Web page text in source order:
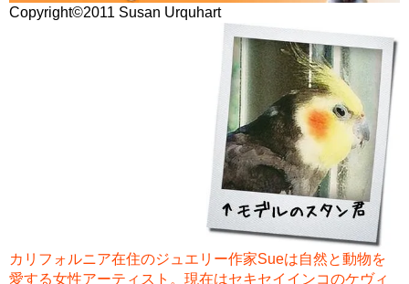
Copyright©2011 Susan Urquhart
カリフォルニア在住のジュエリー作家Sueは自然と動物を
愛する女性アーティスト。現在はセキセイインコのケヴィ